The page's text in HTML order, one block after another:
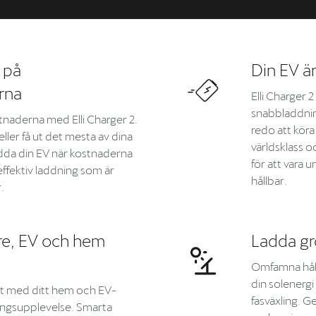
med Elli Charger 2.
få ut det mesta av dina
din EV när kostnaderna
laddning som är
Din EV
Elli Charger
redo att
världsklass
för att vara
hållbar.
EV och hem
med ditt hem och EV-
Smarta
Ladda
Omfamna
din
fasväxling.